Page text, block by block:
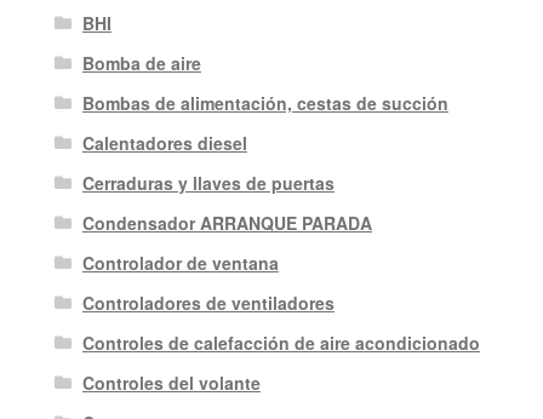
BHI
Bomba de aire
Bombas de alimentación, cestas de succión
Calentadores diesel
Cerraduras y llaves de puertas
Condensador ARRANQUE PARADA
Controlador de ventana
Controladores de ventiladores
Controles de calefacción de aire acondicionado
Controles del volante